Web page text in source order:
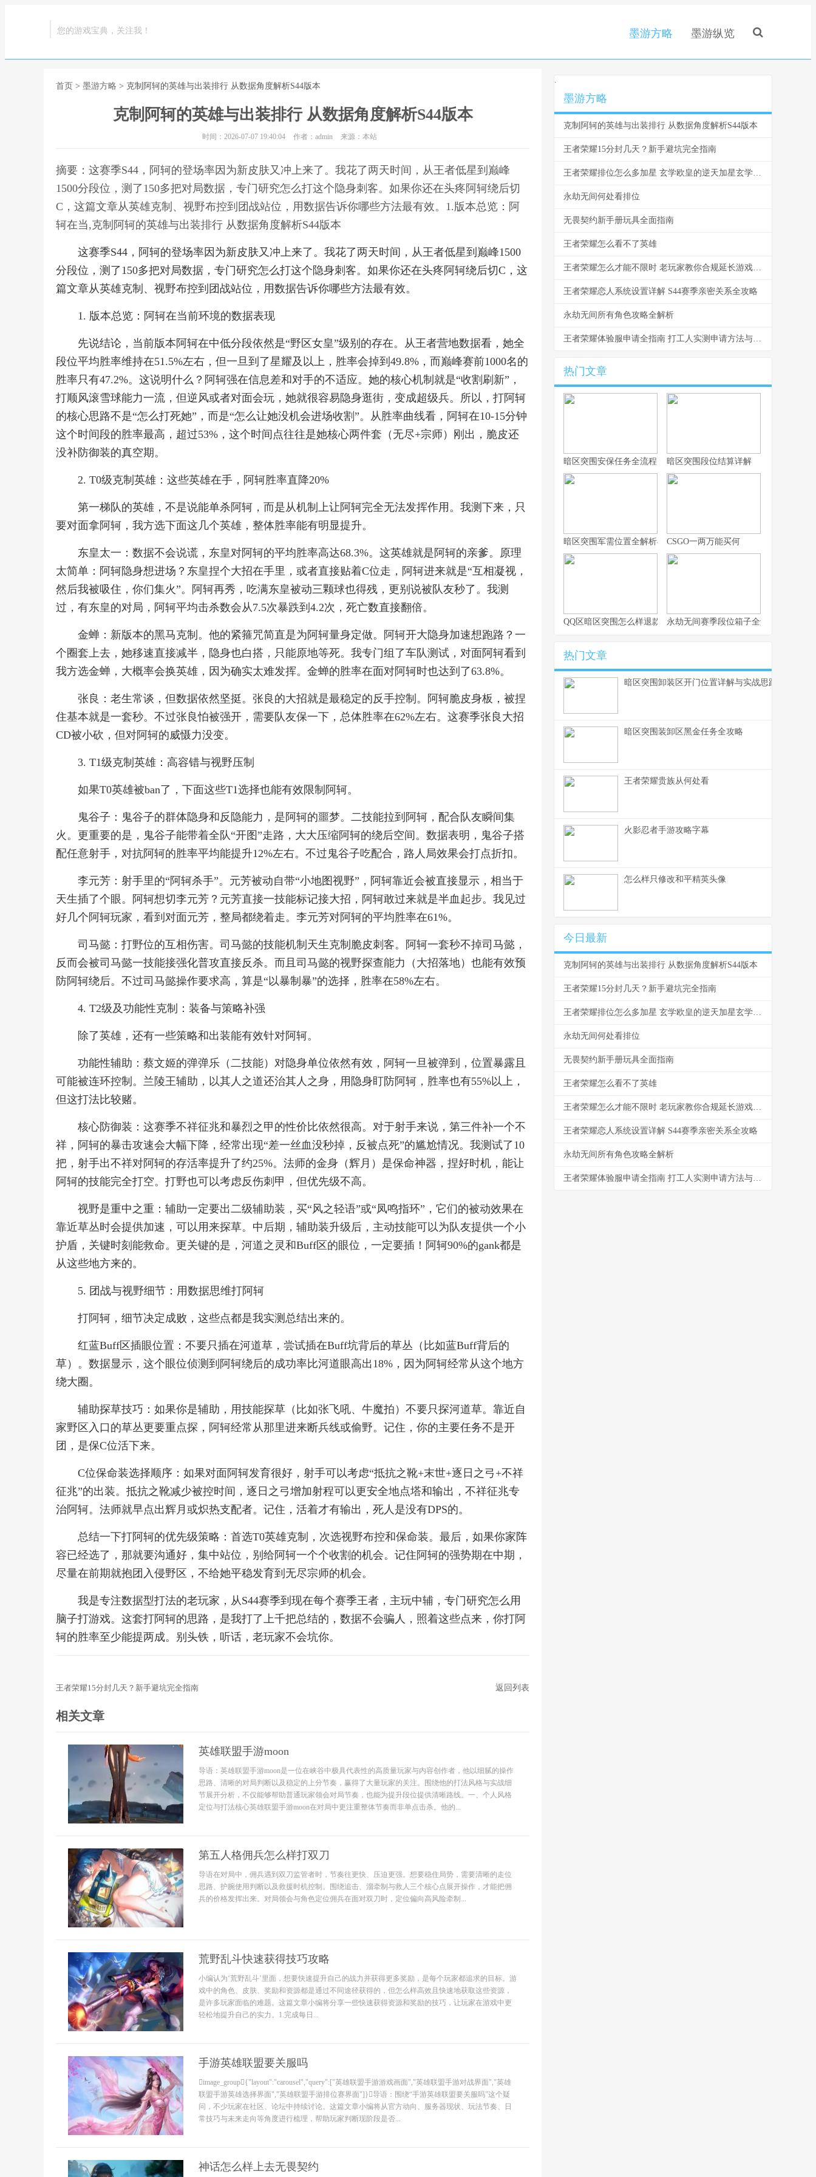
您的游戏宝典，关注我！ 墨游方略 墨游纵览
首页 > 墨游方略 > 克制阿轲的英雄与出装排行 从数据角度解析S44版本
克制阿轲的英雄与出装排行 从数据角度解析S44版本
时间：2026-07-07 19:40:04 作者：admin 来源：本站
摘要：这赛季S44，阿轲的登场率因为新皮肤又冲上来了。我花了两天时间，从王者低星到巅峰
1500分段位，测了150多把对局数据，专门研究怎么打这个隐身刺客。如果你还在头疼阿轲绕后切
C，这篇文章从英雄克制、视野布控到团战站位，用数据告诉你哪些方法最有效。1.版本总览：阿
轲在当,克制阿轲的英雄与出装排行 从数据角度解析S44版本
这赛季S44，阿轲的登场率因为新皮肤又冲上来了。我花了两天时间，从王者低星到巅峰1500
分段位，测了150多把对局数据，专门研究怎么打这个隐身刺客。如果你还在头疼阿轲绕后切C，这
篇文章从英雄克制、视野布控到团战站位，用数据告诉你哪些方法最有效。
1. 版本总览：阿轲在当前环境的数据表现
先说结论，当前版本阿轲在中低分段依然是“野区女皇”级别的存在。从王者营地数据看，她全
段位平均胜率维持在51.5%左右，但一旦到了星耀及以上，胜率会掉到49.8%，而巅峰赛前1000名的
胜率只有47.2%。这说明什么？阿轲强在信息差和对手的不适应。她的核心机制就是“收割刷新”，
打顺风滚雪球能力一流，但逆风或者对面会玩，她就很容易隐身逛街，变成超级兵。所以，打阿轲
的核心思路不是“怎么打死她”，而是“怎么让她没机会进场收割”。从胜率曲线看，阿轲在10-15分钟
这个时间段的胜率最高，超过53%，这个时间点往往是她核心两件套（无尽+宗师）刚出，脆皮还
没补防御装的真空期。
2. T0级克制英雄：这些英雄在手，阿轲胜率直降20%
第一梯队的英雄，不是说能单杀阿轲，而是从机制上让阿轲完全无法发挥作用。我测下来，只
要对面拿阿轲，我方选下面这几个英雄，整体胜率能有明显提升。
东皇太一：数据不会说谎，东皇对阿轲的平均胜率高达68.3%。这英雄就是阿轲的亲爹。原理
太简单：阿轲隐身想进场？东皇捏个大招在手里，或者直接贴着C位走，阿轲进来就是“互相凝视，
然后我被吸住，你们集火”。阿轲再秀，吃满东皇被动三颗球也得残，更别说被队友秒了。我测
过，有东皇的对局，阿轲平均击杀数会从7.5次暴跌到4.2次，死亡数直接翻倍。
金蝉：新版本的黑马克制。他的紧箍咒简直是为阿轲量身定做。阿轲开大隐身加速想跑路？一
个圈套上去，她移速直接减半，隐身也白搭，只能原地等死。我专门组了车队测试，对面阿轲看到
我方选金蝉，大概率会换英雄，因为确实太难发挥。金蝉的胜率在面对阿轲时也达到了63.8%。
张良：老生常谈，但数据依然坚挺。张良的大招就是最稳定的反手控制。阿轲脆皮身板，被捏
住基本就是一套秒。不过张良怕被强开，需要队友保一下，总体胜率在62%左右。这赛季张良大招
CD被小砍，但对阿轲的威慑力没变。
3. T1级克制英雄：高容错与视野压制
如果T0英雄被ban了，下面这些T1选择也能有效限制阿轲。
鬼谷子：鬼谷子的群体隐身和反隐能力，是阿轲的噩梦。二技能拉到阿轲，配合队友瞬间集
火。更重要的是，鬼谷子能带着全队“开图”走路，大大压缩阿轲的绕后空间。数据表明，鬼谷子搭
配任意射手，对抗阿轲的胜率平均能提升12%左右。不过鬼谷子吃配合，路人局效果会打点折扣。
李元芳：射手里的“阿轲杀手”。元芳被动自带“小地图视野”，阿轲靠近会被直接显示，相当于
天生插了个眼。阿轲想切李元芳？元芳直接一技能标记接大招，阿轲敢过来就是半血起步。我见过
好几个阿轲玩家，看到对面元芳，整局都绕着走。李元芳对阿轲的平均胜率在61%。
司马懿：打野位的互相伤害。司马懿的技能机制天生克制脆皮刺客。阿轲一套秒不掉司马懿，
反而会被司马懿一技能接强化普攻直接反杀。而且司马懿的视野探查能力（大招落地）也能有效预
防阿轲绕后。不过司马懿操作要求高，算是“以暴制暴”的选择，胜率在58%左右。
4. T2级及功能性克制：装备与策略补强
除了英雄，还有一些策略和出装能有效针对阿轲。
功能性辅助：蔡文姬的弹弹乐（二技能）对隐身单位依然有效，阿轲一旦被弹到，位置暴露且
可能被连环控制。兰陵王辅助，以其人之道还治其人之身，用隐身盯防阿轲，胜率也有55%以上，
但这打法比较赌。
核心防御装：这赛季不祥征兆和暴烈之甲的性价比依然很高。对于射手来说，第三件补一个不
祥，阿轲的暴击攻速会大幅下降，经常出现“差一丝血没秒掉，反被点死”的尴尬情况。我测试了10
把，射手出不祥对阿轲的存活率提升了约25%。法师的金身（辉月）是保命神器，捏好时机，能让
阿轲的技能完全打空。打野也可以考虑反伤刺甲，但优先级不高。
视野是重中之重：辅助一定要出二级辅助装，买“风之轻语”或“凤鸣指环”，它们的被动效果在
靠近草丛时会提供加速，可以用来探草。中后期，辅助装升级后，主动技能可以为队友提供一个小
护盾，关键时刻能救命。更关键的是，河道之灵和Buff区的眼位，一定要插！阿轲90%的gank都是
从这些地方来的。
5. 团战与视野细节：用数据思维打阿轲
打阿轲，细节决定成败，这些点都是我实测总结出来的。
红蓝Buff区插眼位置：不要只插在河道草，尝试插在Buff坑背后的草丛（比如蓝Buff背后的
草）。数据显示，这个眼位侦测到阿轲绕后的成功率比河道眼高出18%，因为阿轲经常从这个地方
绕大圈。
辅助探草技巧：如果你是辅助，用技能探草（比如张飞吼、牛魔拍）不要只探河道草。靠近自
家野区入口的草丛更要重点探，阿轲经常从那里进来断兵线或偷野。记住，你的主要任务不是开
团，是保C位活下来。
C位保命装选择顺序：如果对面阿轲发育很好，射手可以考虑“抵抗之靴+末世+逐日之弓+不祥
征兆”的出装。抵抗之靴减少被控时间，逐日之弓增加射程可以更安全地点塔和输出，不祥征兆专
治阿轲。法师就早点出辉月或炽热支配者。记住，活着才有输出，死人是没有DPS的。
总结一下打阿轲的优先级策略：首选T0英雄克制，次选视野布控和保命装。最后，如果你家阵
容已经选了，那就要沟通好，集中站位，别给阿轲一个个收割的机会。记住阿轲的强势期在中期，
尽量在前期就抱团入侵野区，不给她平稳发育到无尽宗师的机会。
我是专注数据型打法的老玩家，从S44赛季到现在每个赛季王者，主玩中辅，专门研究怎么用
脑子打游戏。这套打阿轲的思路，是我打了上千把总结的，数据不会骗人，照着这些点来，你打阿
轲的胜率至少能提两成。别头铁，听话，老玩家不会坑你。
王者荣耀15分封几天？新手避坑完全指南 返回列表
相关文章
英雄联盟手游moon
导语：英雄联盟手游moon是一位在峡谷中极具代表性的高质量玩家与内容创作者，他以细腻的操作
思路、清晰的对局判断以及稳定的上分节奏，赢得了大量玩家的关注。围绕他的打法风格与实战细
节展开分析，不仅能够帮助普通玩家领会对局节奏，也能为提升段位提供清晰路线。一、个人风格
定位与打法核心英雄联盟手游moon在对局中更注重整体节奏而非单点击杀。他的...
第五人格佣兵怎么样打双刀
导语在对局中，佣兵遇到双刀监管者时，节奏往更快、压迫更强。想要稳住局势，需要清晰的走位
思路、护腕使用判断以及救援时机控制。围绕追击、溜牵制与救人三个核心点展开操作，才能把佣
兵的价格发挥出来。对局领会与角色定位佣兵在面对双刀时，定位偏向高风险牵制...
荒野乱斗快速获得技巧攻略
小编认为‘荒野乱斗’里面，想要快速提升自己的战力并获得更多奖励，是每个玩家都追求的目标。游
戏中的角色、皮肤、奖励和资源都是通过不同途径获得的，但怎么样高效且快速地获取这些资源，
是许多玩家面临的难题。这篇文章小编将分享一些快速获得资源和奖励的技巧，让玩家在游戏中更
轻松地提升自己的实力。1.完成每日...
手游英雄联盟要关服吗
image_group{"layout":"carousel","query":["英雄联盟手游游戏画面","英雄联盟手游对战界面","英雄
联盟手游英雄选择界面","英雄联盟手游排位赛界面"]}导语：围绕“手游英雄联盟要关服吗”这个疑
问，不少玩家在社区、论坛中持续讨论。这篇文章小编将从官方动向、服务器现状、玩法节奏、日
常技巧与未来走向等角度进行梳理，帮助玩家判断现阶段是否...
神话怎么样上去无畏契约
.
墨游方略
克制阿轲的英雄与出装排行 从数据角度解析S44版本
王者荣耀15分封几天？新手避坑完全指南
王者荣耀排位怎么多加星 玄学欧皇的逆天加星玄学揭秘
永劫无间何处看排位
无畏契约新手册玩具全面指南
王者荣耀怎么看不了英雄
王者荣耀怎么才能不限时 老玩家教你合规延长游戏时间
王者荣耀恋人系统设置详解 S44赛季亲密关系全攻略
永劫无间所有角色攻略全解析
王者荣耀体验服申请全指南 打工人实测申请方法与资格
热门文章
暗区突围安保任务全流程实战指南暗区突围段位结算详解
暗区突围军需位置全解析与实战思路CSGO一两万能买何
QQ区暗区突围怎么样退款 永劫无间赛季段位箱子全解析与实用思
热门文章
暗区突围卸装区开门位置详解与实战思路
暗区突围装卸区黑金任务全攻略
王者荣耀贵族从何处看
火影忍者手游攻略字幕
怎么样只修改和平精英头像
今日最新
克制阿轲的英雄与出装排行 从数据角度解析S44版本
王者荣耀15分封几天？新手避坑完全指南
王者荣耀排位怎么多加星 玄学欧皇的逆天加星玄学揭秘
永劫无间何处看排位
无畏契约新手册玩具全面指南
王者荣耀怎么看不了英雄
王者荣耀怎么才能不限时 老玩家教你合规延长游戏时间
王者荣耀恋人系统设置详解 S44赛季亲密关系全攻略
永劫无间所有角色攻略全解析
王者荣耀体验服申请全指南 打工人实测申请方法与资格